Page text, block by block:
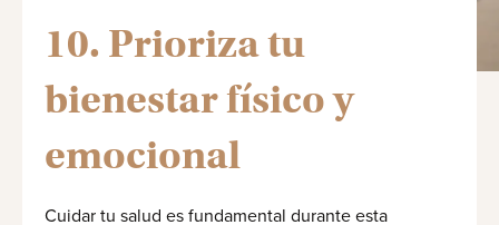
10. Prioriza tu
bienestar físico y
emocional
Cuidar tu salud es fundamental durante esta